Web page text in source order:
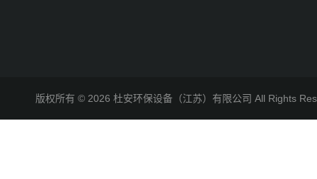
版权所有 © 2026 杜安环保设备（江苏）有限公司 All Rights